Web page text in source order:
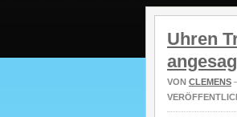
Uhren
VON CLEMENS